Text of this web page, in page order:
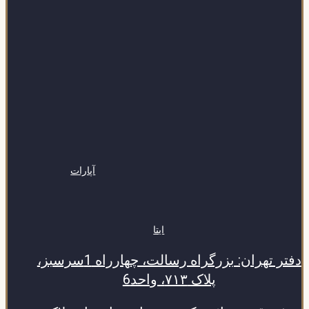
ایتا
آپارات
دفتر تهران: بزرگراه رسالت، چهارراه 1سرسبز،
پلاک ۷۱۳، واحد6